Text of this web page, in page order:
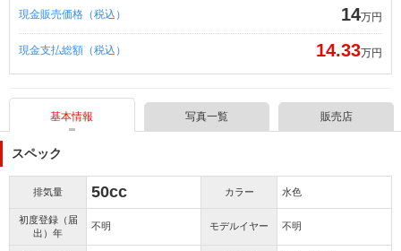
現金販売価格（税込） 14万円
現金支払総額（税込） 14.33万円
基本情報 写真一覧 販売店
スペック
排気量 50cc カラー 水色
初度登録（届
出）年
不明 モデルイヤー 不明